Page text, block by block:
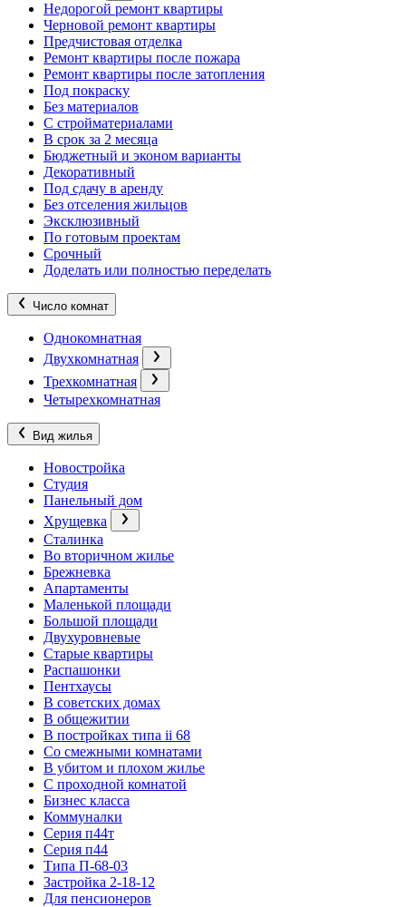
Недорогой ремонт квартиры
Черновой ремонт квартиры
Предчистовая отделка
Ремонт квартиры после пожара
Ремонт квартиры после затопления
Под покраску
Без материалов
С стройматериалами
В срок за 2 месяца
Бюджетный и эконом варианты
Декоративный
Под сдачу в аренду
Без отселения жильцов
Эксклюзивный
По готовым проектам
Срочный
Доделать или полностью переделать
Число комнат
Однокомнатная
Двухкомнатная
Трехкомнатная
Четырехкомнатная
Вид жилья
Новостройка
Студия
Панельный дом
Хрущевка
Сталинка
Во вторичном жилье
Брежневка
Апартаменты
Маленькой площади
Большой площади
Двухуровневые
Старые квартиры
Распашонки
Пентхаусы
В советских домах
В общежитии
В постройках типа ii 68
Со смежными комнатами
В убитом и плохом жилье
С проходной комнатой
Бизнес класса
Коммуналки
Серия п44т
Серия п44
Типа П-68-03
Застройка 2-18-12
Для пенсионеров